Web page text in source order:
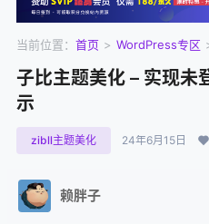
当前位置： 首页 > WordPress专区
子比主题美化 – 实现未
示
zibll主题美化 24年6月15日
赖胖子